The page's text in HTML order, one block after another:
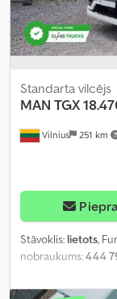
Vilnius 251 km
Standarta vilcējs
MAN TGX
Stāvoklis: lietots,
nobraukums:444
svars:8 088 kg,